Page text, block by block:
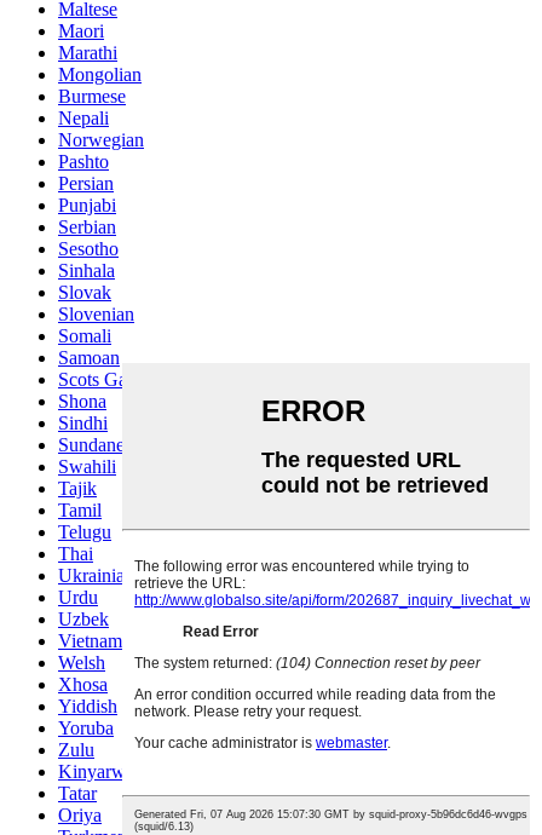
Maltese
Maori
Marathi
Mongolian
Burmese
Nepali
Norwegian
Pashto
Persian
Punjabi
Serbian
Sesotho
Sinhala
Slovak
Slovenian
Somali
Samoan
Scots Gaelic
Shona
Sindhi
Sundanese
Swahili
Tajik
Tamil
Telugu
Thai
Ukrainian
Urdu
Uzbek
Vietnamese
Welsh
Xhosa
Yiddish
Yoruba
Zulu
Kinyarwanda
Tatar
Oriya